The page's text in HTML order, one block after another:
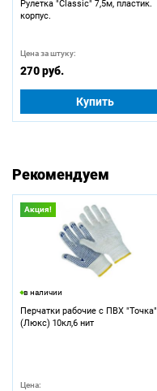
Рулетка "Classic" 7,5м, пластик.
корпус.
Цена за штуку:
270 руб.
Купить
Рекомендуем
Акция!
в наличии
Перчатки рабочие с ПВХ "Точка"
(Люкс) 10кл,6 нит
Цена: